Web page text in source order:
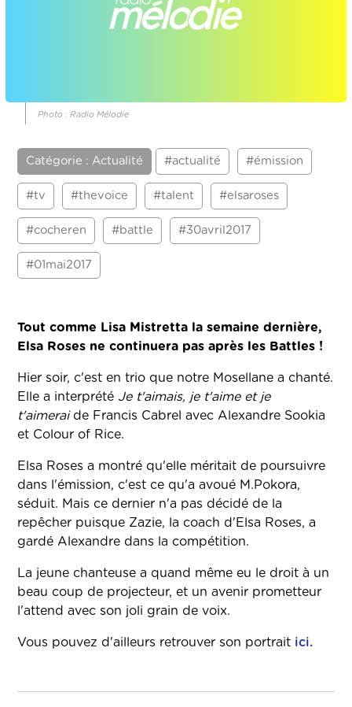
Photo : Radio Mélodie
Catégorie : Actualité #actualité #émission
#tv #thevoice #talent #elsaroses
#cocheren #battle #30avril2017
#01mai2017
Tout comme Lisa Mistretta la semaine dernière,
Elsa Roses ne continuera pas après les Battles !
Hier soir, c'est en trio que notre Mosellane a chanté.
Elle a interprété Je t'aimais, je t'aime et je
t'aimerai de Francis Cabrel avec Alexandre Sookia
et Colour of Rice.
Elsa Roses a montré qu'elle méritait de poursuivre
dans l'émission, c'est ce qu'a avoué M.Pokora,
séduit. Mais ce dernier n'a pas décidé de la
repêcher puisque Zazie, la coach d'Elsa Roses, a
gardé Alexandre dans la compétition.
La jeune chanteuse a quand même eu le droit à un
beau coup de projecteur, et un avenir prometteur
l'attend avec son joli grain de voix.
Vous pouvez d'ailleurs retrouver son portrait ici.